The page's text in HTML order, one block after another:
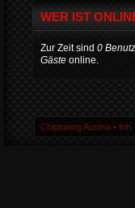
WER IST
Zur Zeit sind 0
Gäste online.
Chiptuning Austria ▪